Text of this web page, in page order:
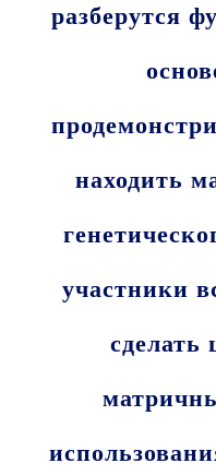
разберутся
находить
участники
сделать